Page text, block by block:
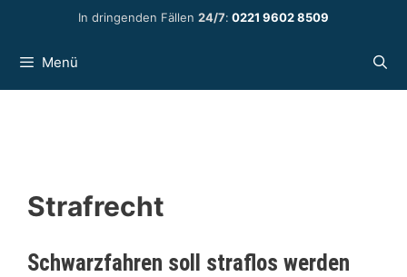
springen
In dringenden Fällen 24/7: 0221 9602 8509
Menü
Strafrecht
Schwarzfahren soll straflos werden